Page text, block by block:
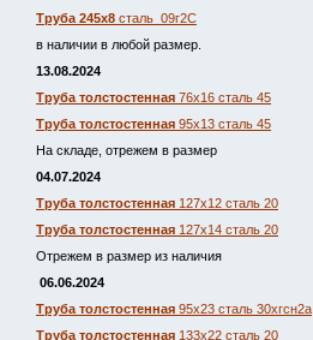
Труба 245х8 сталь 09г2С
в наличии в любой размер.
13.08.2024
Труба толстостенная 76х16 сталь 45
Труба толстостенная 95х13 сталь 45
На складе, отрежем в размер
04.07.2024
Труба толстостенная 127х12 сталь 20
Труба толстостенная 127х14 сталь 20
Отрежем в размер из наличия
06.06.2024
Труба толстостенная 95х23 сталь 30хгсн2а
Труба толстостенная 133х22 сталь 20